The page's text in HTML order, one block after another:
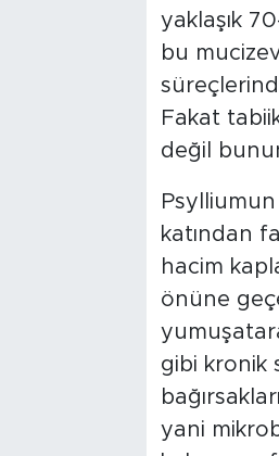
yaklaşık
bu
Fakat
değil
katından
hacim
önüne
gibi kronik
yani